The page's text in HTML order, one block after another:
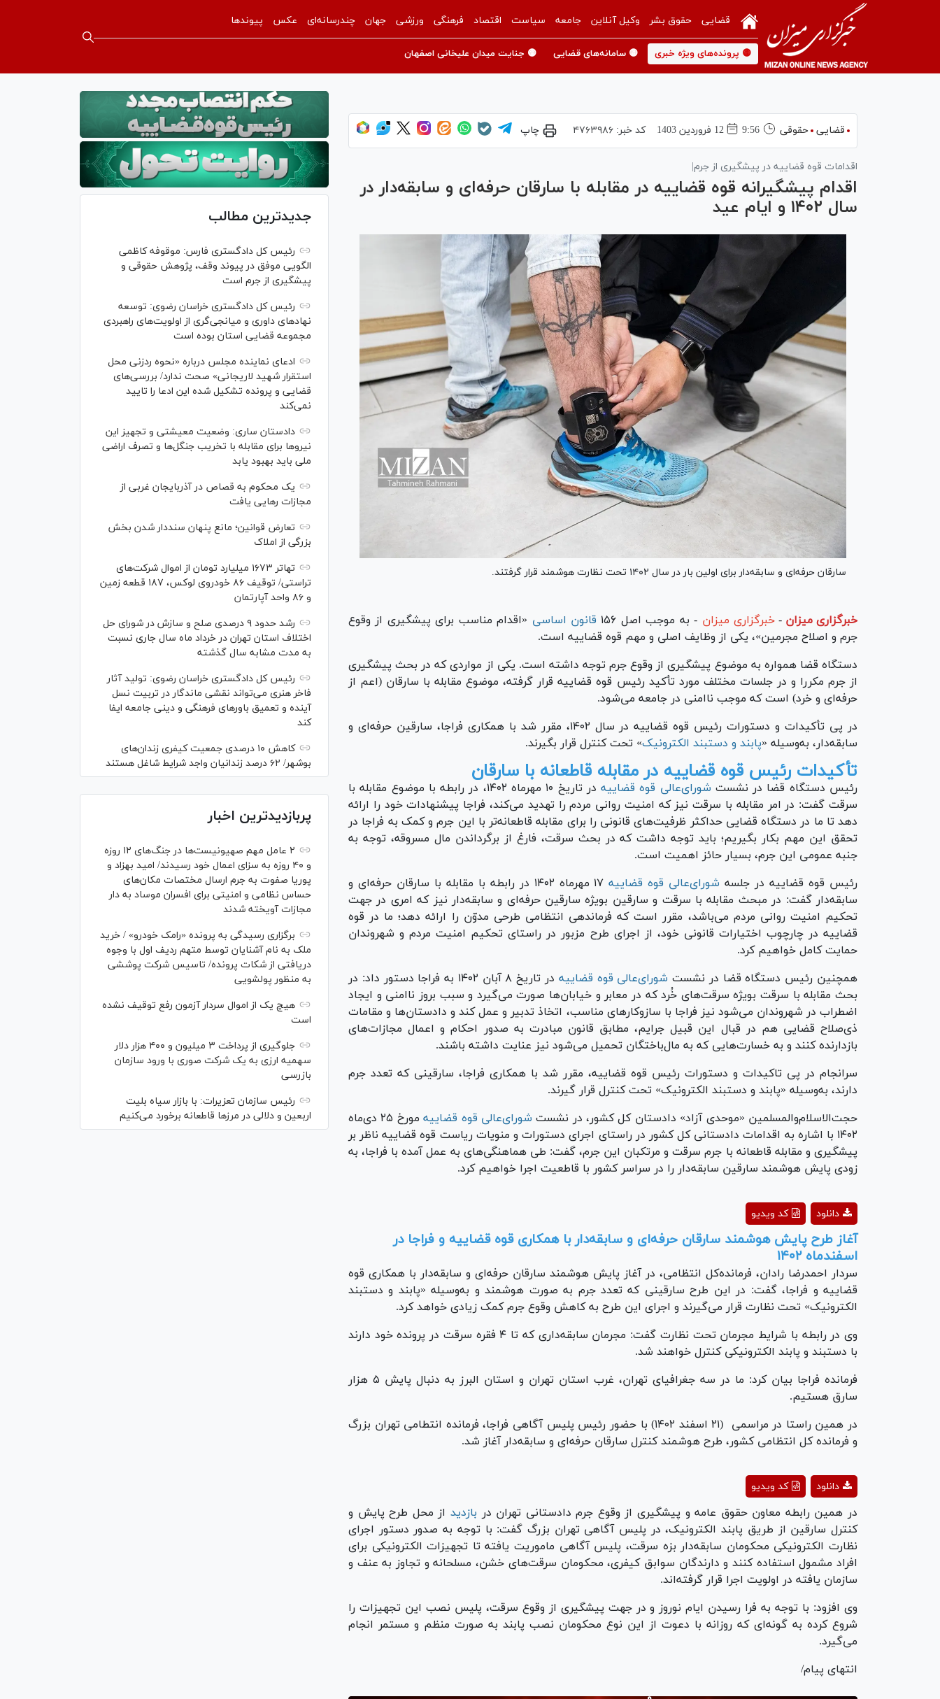
قضایی حقوق بشر وکیل آنلاین جامعه سیاست اقتصاد فرهنگی ورزشی جهان چندرسانه‌ای عکس پیوندها
🟡 پرونده‌های ویژه خبری 🟡 سامانه‌های قضایی 🟡 جنایت میدان علیخانی اصفهان
قضایی حقوقی 9:56 12 فروردين 1403 کد خبر: ۴۷۶۳۹۸۶ چاپ
اقدامات قوه قضاییه در پیشگیری از جرم|
اقدام پیشگیرانه قوه قضاییه در مقابله با سارقان حرفه‌ای و سابقه‌دار در
سال ۱۴۰۲ و ایام عید
سارقان حرفه‌ای و سابقه‌دار برای اولین بار در سال ۱۴۰۲ تحت نظارت هوشمند قرار گرفتند.
خبرگزاری میزان - خبرگزاری میزان - به موجب اصل ۱۵۶ قانون اساسی «اقدام مناسب برای پیشگیری از وقوع
جرم و اصلاح مجرمین»، یکی از وظایف اصلی و مهم قوه قضاییه است.
دستگاه قضا همواره به موضوع پیشگیری از وقوع جرم توجه داشته است. یکی از مواردی که در بحث پیشگیری
از جرم مکررا و در جلسات مختلف مورد تأکید رئیس قوه قضاییه قرار گرفته، موضوع مقابله با سارقان (اعم از
حرفه‌ای و خرد) است که موجب ناامنی در جامعه می‌شود.
در پی تأکیدات و دستورات رئیس قوه قضاییه در سال ۱۴۰۲، مقرر شد با همکاری فراجا، سارقین حرفه‌ای و
سابقه‌دار، به‌وسیله «پابند و دستبند الکترونیک» تحت کنترل قرار بگیرند.
تأکیدات رئیس قوه قضاییه در مقابله قاطعانه با سارقان
رئیس دستگاه قضا در نشست شورای‌عالی قوه قضاییه
در تاریخ ۱۰ مهرماه ۱۴۰۲، در رابطه با موضوع مقابله با
سرقت گفت: در امر مقابله با سرقت نیز که امنیت روانی مردم را تهدید می‌کند، فراجا پیشنهادات خود را ارائه
دهد تا ما در دستگاه قضایی حداکثر ظرفیت‌های قانونی را برای مقابله قاطعانه‌تر با این جرم و کمک به فراجا در
تحقق این مهم بکار بگیریم؛ باید توجه داشت که در بحث سرقت، فارغ از برگرداندن مال مسروقه، توجه به
جنبه عمومی این جرم، بسیار حائز اهمیت است.
رئیس قوه قضاییه در جلسه شورای‌عالی قوه قضاییه
۱۷ مهرماه ۱۴۰۲ در رابطه با مقابله با سارقان حرفه‌ای و
سابقه‌دار گفت: در مبحث مقابله با سرقت و سارقین بویژه سارقین حرفه‌ای و سابقه‌دار نیز که امری در جهت
تحکیم امنیت روانی مردم می‌باشد، مقرر است که فرماندهی انتظامی طرحی مدوّن را ارائه دهد؛ ما در قوه
قضاییه در چارچوب اختیارات قانونی خود، از اجرای طرح مزبور در راستای تحکیم امنیت مردم و شهروندان
حمایت کامل خواهیم کرد.
همچنین رئیس دستگاه قضا در نشست شورای‌عالی قوه قضاییه
در تاریخ ۸ آبان ۱۴۰۲ به فراجا دستور داد: در
بحث مقابله با سرقت بویژه سرقت‌های خُرد که در معابر و خیابان‌ها صورت می‌گیرد و سبب بروز ناامنی و ایجاد
اضطراب در شهروندان می‌شود نیز فراجا با سازوکار‌های مناسب، اتخاذ تدبیر و عمل کند و دادستان‌ها و مقامات
ذی‌صلاح قضایی هم در قبال این قبیل جرایم، مطابق قانون مبادرت به صدور احکام و اعمال مجازات‌های
بازدارنده کنند و به خسارت‌هایی که به مال‌باختگان تحمیل می‌شود نیز عنایت داشته باشند.
سرانجام در پی تاکیدات و دستورات رئیس قوه قضاییه، مقرر شد با همکاری فراجا، سارقینی که تعدد جرم
دارند، به‌وسیله «پابند و دستبند الکترونیک» تحت کنترل قرار گیرند.
حجت‌الاسلام‌والمسلمین «موحدی آزاد» دادستان کل کشور، در نشست شورای‌عالی قوه قضاییه
مورخ ۲۵ دی‌ماه
۱۴۰۲ با اشاره به اقدامات دادستانی کل کشور در راستای اجرای دستورات و منویات ریاست قوه قضاییه ناظر بر
پیشگیری و مقابله قاطعانه با جرم سرقت و مرتکبان این جرم، گفت: طی هماهنگی‌های به عمل آمده با فراجا، به
زودی پایش هوشمند سارقین سابقه‌دار را در سراسر کشور با قاطعیت اجرا خواهیم کرد.
Video
کد ویدیو دانلود
آغاز طرح پایش هوشمند سارقان حرفه‌ای و سابقه‌دار با همکاری قوه قضاییه و فراجا در
اسفندماه ۱۴۰۲
سردار احمدرضا رادان، فرمانده‌کل انتظامی، در آغاز پایش هوشمند سارقان حرفه‌ای و سابقه‌دار با همکاری قوه
قضاییه و فراجا، گفت: در این طرح سارقینی که تعدد جرم به صورت هوشمند و به‌وسیله «پابند و دستبند
الکترونیک» تحت نظارت قرار می‌گیرند و اجرای این طرح به کاهش وقوع جرم کمک زیادی خواهد کرد.
وی در رابطه با شرایط مجرمان تحت نظارت گفت: مجرمان سابقه‌داری که تا ۴ فقره سرقت در پرونده خود دارند
با دستبند و پابند الکترونیکی کنترل خواهند شد.
فرمانده فراجا بیان کرد: ما در سه جغرافیای تهران، غرب استان تهران و استان البرز به دنبال پایش ۵ هزار
سارق هستیم.
در همین راستا در مراسمی (۲۱ اسفند ۱۴۰۲) با حضور رئیس پلیس آگاهی فراجا، فرمانده انتطامی تهران بزرگ
و فرمانده کل انتظامی کشور، طرح هوشمند کنترل سارقان حرفه‌ای و سابقه‌دار آغاز شد.
Video
کد ویدیو دانلود
در همین رابطه معاون حقوق عامه و پیشگیری از وقوع جرم دادستانی تهران در بازدید از محل طرح پایش و
کنترل سارقین از طریق پابند الکترونیک، در پلیس آگاهی تهران بزرگ گفت: با توجه به صدور دستور اجرای
نظارت الکترونیکی محکومان سابقه‌دار بزه سرقت، پلیس آگاهی ماموریت یافته تا تجهیزات الکترونیکی برای
افراد مشمول استفاده کنند و دارندگان سوابق کیفری، محکومان سرقت‌های خشن، مسلحانه و تجاوز به عنف و
سازمان یافته در اولویت اجرا قرار گرفته‌اند.
وی افزود: با توجه به فرا رسیدن ایام نوروز و در جهت پیشگیری از وقوع سرقت، پلیس نصب این تجهیزات را
شروع کرده به گونه‌ای که روزانه با دعوت از این نوع محکومان نصب پابند به صورت منظم و مستمر انجام
می‌گیرد.
انتهای پیام/
جدیدترین مطالب
رئیس کل دادگستری فارس: موقوفه کاظمی
الگویی موفق در پیوند وقف، پژوهش حقوقی و
پیشگیری از جرم است
رئیس کل دادگستری خراسان رضوی: توسعه
نهاد‌های داوری و میانجی‌گری از اولویت‌های راهبردی
مجموعه قضایی استان بوده است
ادعای نماینده مجلس درباره «نحوه ردزنی محل
استقرار شهید لاریجانی» صحت ندارد/ بررسی‌های
قضایی و پرونده تشکیل شده این ادعا را تایید
نمی‌کند
دادستان ساری: وضعیت معیشتی و تجهیز این
نیرو‌ها برای مقابله با تخریب جنگل‌ها و تصرف اراضی
ملی باید بهبود یابد
یک محکوم به قصاص در آذربایجان‌ غربی از
مجازات رهایی یافت
تعارض قوانین؛ مانع پنهان سنددار شدن بخش
بزرگی از املاک
تهاتر ۱۶۷۳ میلیارد تومان از اموال شرکت‌های
تراستی/ توقیف ۸۶ خودروی لوکس، ۱۸۷ قطعه زمین
و ۸۶ واحد آپارتمان
رشد حدود ۹ درصدی صلح و سازش در شورای حل
اختلاف استان تهران در خرداد ماه سال جاری نسبت
به مدت مشابه سال گذشته
رئیس کل دادگستری خراسان رضوی: تولید آثار
فاخر هنری می‌تواند نقشی ماندگار در تربیت نسل
آینده و تعمیق باور‌های فرهنگی و دینی جامعه ایفا
کند
کاهش ۱۰ درصدی جمعیت کیفری زندان‌های
بوشهر/ ۶۲ درصد زندانیان واجد شرایط شاغل هستند
پربازدیدترین اخبار
۲ عامل مهم صهیونیست‌ها در جنگ‌های ۱۲ روزه
و ۴۰ روزه به سزای اعمال خود رسیدند/ امید بهزاد و
پوریا صفوت به جرم ارسال مختصات مکان‌های
حساس نظامی و امنیتی برای افسران موساد به دار
مجازات آویخته شدند
برگزاری رسیدگی به پرونده «رامک خودرو» / خرید
ملک به نام آشنایان توسط متهم ردیف اول با وجوه
دریافتی از شکات پرونده/ تاسیس شرکت پوششی
به منظور پولشویی
هیچ یک از اموال سردار آزمون رفع توقیف نشده
است
جلوگیری از پرداخت ۳ میلیون و ۴۰۰ هزار دلار
سهمیه ارزی به یک شرکت صوری با ورود سازمان
بازرسی
رئیس سازمان تعزیرات: با بازار سیاه بلیت
اربعین و دلالی در مرز‌ها قاطعانه برخورد می‌کنیم